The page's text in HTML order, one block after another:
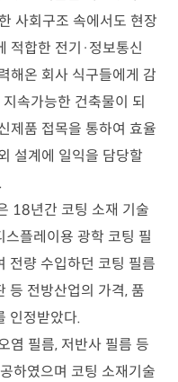
사회구조 속에서도 현장
적합한 전기 ·정보통신
해온 회사 식구들에게 감
속가능한 건축물이 되
제품 접목을 통하여 효율
설계에 일익을 담당할
.
18년간 코팅 소재 기술
플레이용 광학 코팅 필
전량 수입하던 코팅 필름
등 전방산업의 가격,품
인정받았다.
염 필름, 저반사 필름 등
하였으며 코팅 소재기술